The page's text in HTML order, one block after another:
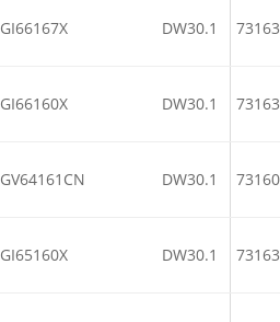
GI66167X DW30.1
GI66160X DW30.1
GV64161CN DW30.1
GI65160X DW30.1